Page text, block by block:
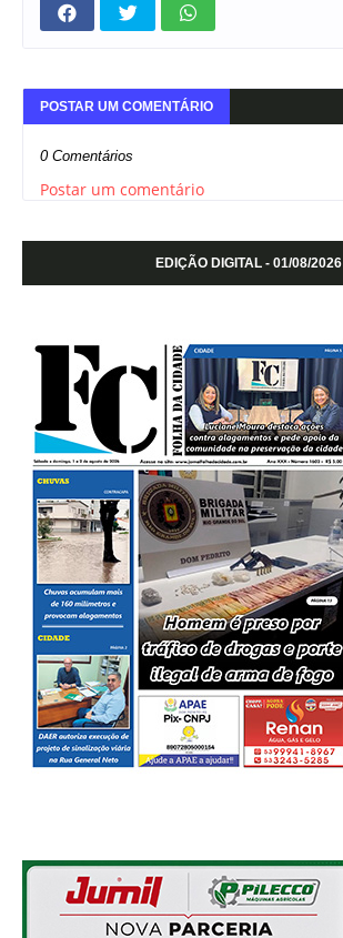
POSTAR UM COMENTÁRIO
0 Comentários
Postar um comentário
EDIÇÃO DIGITAL - 01/08/2026